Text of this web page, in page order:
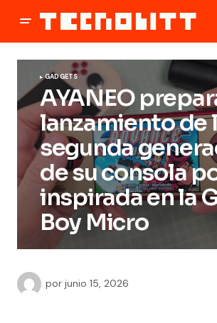
GADGETS
AYANEO
lanzamiento de
segunda
de su consola
inspirada en la
Boy Micro
por junio 15, 2026